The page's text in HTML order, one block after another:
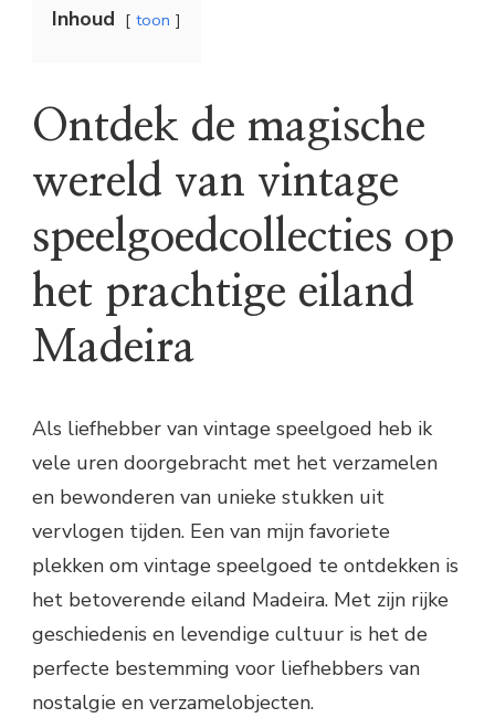
Inhoud toon
Ontdek de magische
wereld van vintage
speelgoedcollecties op
het prachtige eiland
Madeira
Als liefhebber van vintage speelgoed heb ik
vele uren doorgebracht met het verzamelen
en bewonderen van unieke stukken uit
vervlogen tijden. Een van mijn favoriete
plekken om vintage speelgoed te ontdekken is
het betoverende eiland Madeira. Met zijn rijke
geschiedenis en levendige cultuur is het de
perfecte bestemming voor liefhebbers van
nostalgie en verzamelobjecten.